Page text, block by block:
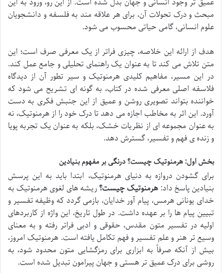
مبحث و درک تحولات آن، برای هر علاقه مند به فلسفه و دانشجویان
علوم انسانی، گامی حیاتی محسوب می شود.
هدف از ارائه این خلاصه، چیزی فراتر از یک معرفی صرف است؛ این
متن تلاش می کند تا به عنوان یک راهنمای تحلیلی و جامع عمل کند.
در این مسیر، مفاهیم کلیدی هرمنوتیک و سیر تطور آن از دیدگاه
فلاسفه اصلی معرفی شده در کتاب، به گونه ای تشریح می شود که
خواننده بتواند تصویری روشن و عمیق از این جنبش فکری به دست
آورد. این اثر به مخاطب اجازه می دهد تا درک خود را از هرمنوتیک، نه
به عنوان مجموعه ای از نظریات خشک، بلکه به عنوان یک تجربه پویا
و زنده ی فهم و تفسیر، گسترش دهد.
بخش اول: هرمنوتیک چیست؟ درنگی بر مفهوم بنیادین
برای گشودن دروازه به دنیای هرمنوتیک، ابتدا باید به این پرسش
بنیادین پاسخ داد: هرمنوتیک چیست؟ریشه های لغوی هرمنوتیک به
خدای یونانی هرمس، پیام آور خدایان، بازمی گردد که وظیفه تفسیر و
تبیین پیام ها را بر عهده داشت. در طول تاریخ، این واژه از کاربردهای
اولیه در تفسیر متون مقدس، حقوقی و ادبی فراتر رفته و به معنای
وسیع تر هنر و علم تفسیر و فهم تکامل یافته است. هرمنوتیک امروز،
بیش از آنکه صرفاً به ابزاری برای رمزگشایی متون محدود شود، به
روشی برای درک عمیق تر هستی و جهان پیرامون تبدیل شده است.